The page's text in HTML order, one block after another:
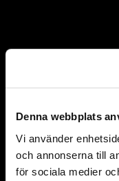
Denna webbplats
Vi använder
och annonserna till
för sociala medier